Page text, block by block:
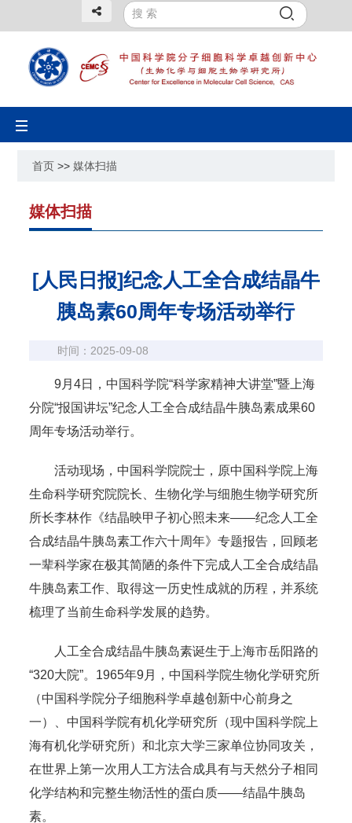
Toggle
navigation
首页 >>媒体扫描
媒体扫描
[人民日报]纪念人工全合成结晶牛
胰岛素60周年专场活动举行
时间：2025-09-08
9月4日，中国科学院“科学家精神大讲堂”暨上海
分院“报国讲坛”纪念人工全合成结晶牛胰岛素成果60
周年专场活动举行。
活动现场，中国科学院院士，原中国科学院上海
生命科学研究院院长、生物化学与细胞生物学研究所
所长李林作《结晶映甲子初心照未来——纪念人工全
合成结晶牛胰岛素工作六十周年》专题报告，回顾老
一辈科学家在极其简陋的条件下完成人工全合成结晶
牛胰岛素工作、取得这一历史性成就的历程，并系统
梳理了当前生命科学发展的趋势。
人工全合成结晶牛胰岛素诞生于上海市岳阳路的
“320大院”。1965年9月，中国科学院生物化学研究所
（中国科学院分子细胞科学卓越创新中心前身之
一）、中国科学院有机化学研究所（现中国科学院上
海有机化学研究所）和北京大学三家单位协同攻关，
在世界上第一次用人工方法合成具有与天然分子相同
化学结构和完整生物活性的蛋白质——结晶牛胰岛
素。